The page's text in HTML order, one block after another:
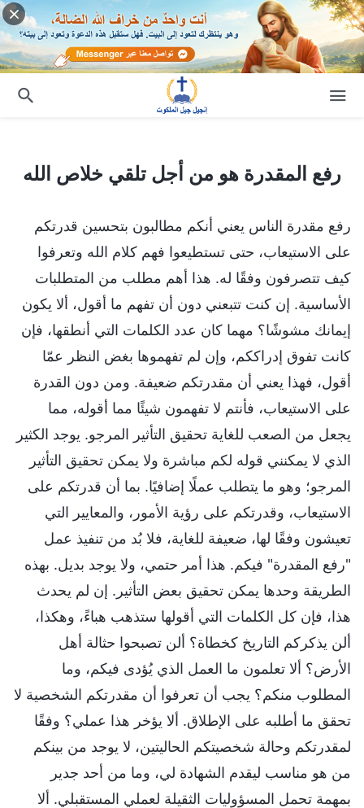
رفع المقدرة هو من أجل تلقي خلاص الله
رفع المقدرة هو من أجل تلقي خلاص الله
رفع مقدرة الناس يعني أنكم مطالبون بتحسين قدرتكم
على الاستيعاب، حتى تستطيعوا فهم كلام الله وتعرفوا
كيف تتصرفون وفقًا له. هذا أهم مطلب من المتطلبات
الأساسية. إن كنت تتبعني دون أن تفهم ما أقول، ألا يكون
إيمانك مشوشًا؟ مهما كان عدد الكلمات التي أنطقها، فإن
كانت تفوق إدراككم، وإن لم تفهموها بغض النظر عمّا
أقول، فهذا يعني أن مقدرتكم ضعيفة. ومن دون القدرة
على الاستيعاب، فأنتم لا تفهمون شيئًا مما أقوله، مما
يجعل من الصعب للغاية تحقيق التأثير المرجو. يوجد الكثير
الذي لا يمكنني قوله لكم مباشرة ولا يمكن تحقيق التأثير
المرجو؛ وهو ما يتطلب عملًا إضافيًا. بما أن قدرتكم على
الاستيعاب، وقدرتكم على رؤية الأمور، والمعايير التي
تعيشون وفقًا لها، ضعيفة للغاية، فلا بُد من تنفيذ عمل
"رفع المقدرة" فيكم. هذا أمر حتمي، ولا يوجد بديل. بهذه
الطريقة وحدها يمكن تحقيق بعض التأثير. إن لم يحدث
هذا، فإن كل الكلمات التي أقولها ستذهب هباءً، وهكذا،
ألن يذكركم التاريخ كخطاة؟ ألن تصبحوا حثالة أهل
الأرض؟ ألا تعلمون ما العمل الذي يُؤدى فيكم، وما
المطلوب منكم؟ يجب أن تعرفوا أن مقدرتكم الشخصية لا
تحقق ما أطلبه على الإطلاق. ألا يؤخر هذا عملي؟ وفقًا
لمقدرتكم وحالة شخصيتكم الحاليتين، لا يوجد من بينكم
من هو مناسب ليقدم الشهادة لي، وما من أحد جدير
بمهمة تحمل المسؤوليات الثقيلة لعملي المستقبلي. ألا